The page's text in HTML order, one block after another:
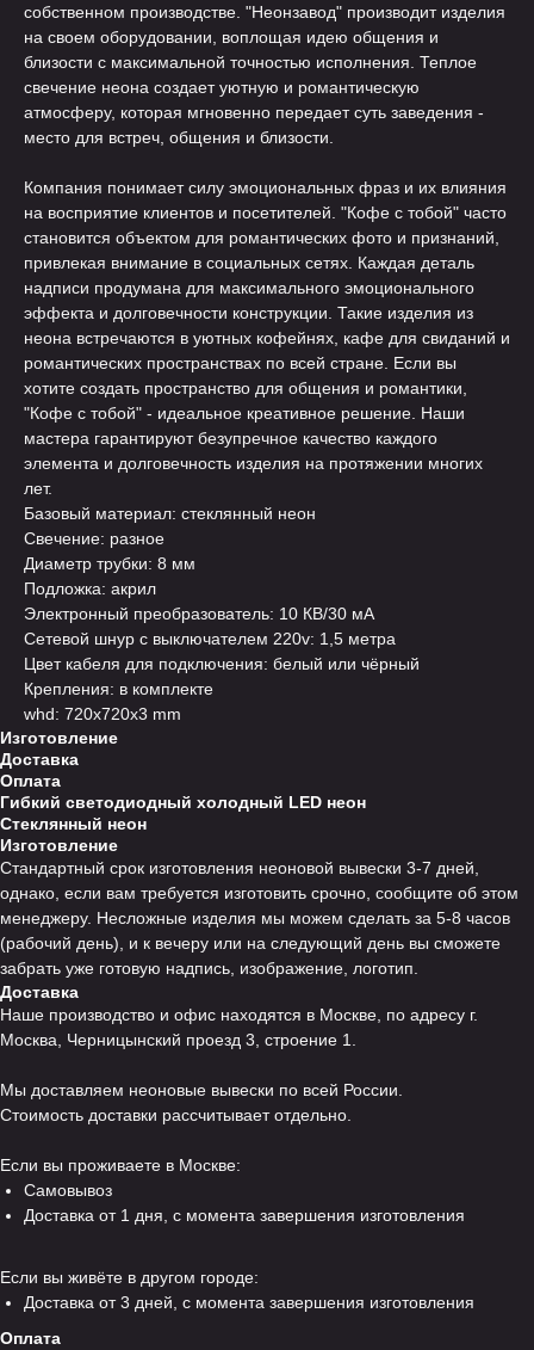
собственном производстве. "Неонзавод" производит изделия
на своем оборудовании, воплощая идею общения и
близости с максимальной точностью исполнения. Теплое
свечение неона создает уютную и романтическую
атмосферу, которая мгновенно передает суть заведения -
место для встреч, общения и близости.
Компания понимает силу эмоциональных фраз и их влияния
на восприятие клиентов и посетителей. "Кофе с тобой" часто
становится объектом для романтических фото и признаний,
привлекая внимание в социальных сетях. Каждая деталь
надписи продумана для максимального эмоционального
эффекта и долговечности конструкции. Такие изделия из
неона встречаются в уютных кофейнях, кафе для свиданий и
романтических пространствах по всей стране. Если вы
хотите создать пространство для общения и романтики,
"Кофе с тобой" - идеальное креативное решение. Наши
мастера гарантируют безупречное качество каждого
элемента и долговечность изделия на протяжении многих
лет.
Базовый материал: стеклянный неон
Свечение: разное
Диаметр трубки: 8 мм
Подложка: акрил
Электронный преобразователь: 10 КВ/30 мА
Сетевой шнур с выключателем 220v: 1,5 метра
Цвет кабеля для подключения: белый или чёрный
Крепления: в комплекте
whd: 720x720x3 mm
Изготовление
Доставка
Оплата
Гибкий светодиодный холодный LED неон
Стеклянный неон
Изготовление
Стандартный срок изготовления неоновой вывески 3-7 дней,
однако, если вам требуется изготовить срочно, сообщите об этом
менеджеру. Несложные изделия мы можем сделать за 5-8 часов
(рабочий день), и к вечеру или на следующий день вы сможете
забрать уже готовую надпись, изображение, логотип.
Доставка
Наше производство и офис находятся в Москве, по адресу г.
Москва, Черницынский проезд 3, строение 1.
Мы доставляем неоновые вывески по всей России.
Стоимость доставки рассчитывает отдельно.
Если вы проживаете в Москве:
Самовывоз
Доставка от 1 дня, с момента завершения изготовления
Если вы живёте в другом городе:
Доставка от 3 дней, с момента завершения изготовления
Оплата